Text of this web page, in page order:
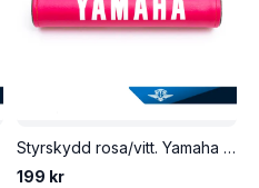
Styrskydd rosa/vitt. Yamaha DT50MX.
199 kr